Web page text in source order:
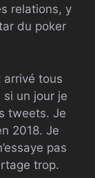
relations, y
du poker
arrivé tous
un jour je
tweets. Je
2018. Je
pas
trop.